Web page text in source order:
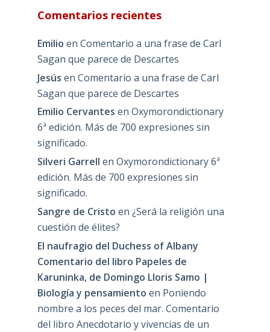
Comentarios recientes
Emilio en Comentario a una frase de Carl
Sagan que parece de Descartes
Jesús en Comentario a una frase de Carl
Sagan que parece de Descartes
Emilio Cervantes en Oxymorondictionary
6ª edición. Más de 700 expresiones sin
significado.
Silveri Garrell en Oxymorondictionary 6ª
edición. Más de 700 expresiones sin
significado.
Sangre de Cristo en ¿Será la religión una
cuestión de élites?
El naufragio del Duchess of Albany
Comentario del libro Papeles de
Karuninka, de Domingo Lloris Samo |
Biología y pensamiento en Poniendo
nombre a los peces del mar. Comentario
del libro Anecdotario y vivencias de un